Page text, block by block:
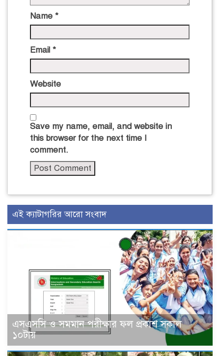
Name *
Email *
Website
Save my name, email, and website in
this browser for the next time I
comment.
এই ক্যাটাগরির আরো সংবাদ
এসএসসি ও সমমান পরীক্ষার ফল প্রকাশ সকাল
১০টায়